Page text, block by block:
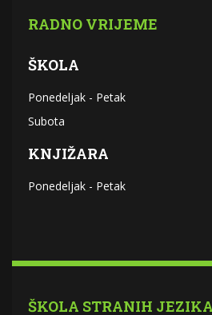
RADNO VRIJEME
ŠKOLA
Ponedeljak - Petak
Subota
KNJIŽARA
Ponedeljak - Petak
ŠKOLA STRANIH JEZIKA